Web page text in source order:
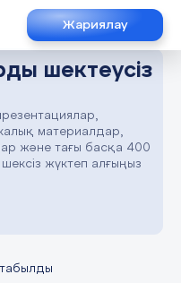
Жариялау
шектеусіз
материалдар,
және тағы басқа 400
жүктеп алғыңыз
табылды